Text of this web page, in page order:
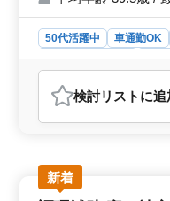
50代活躍中 車通勤OK
おすすめポイント
＜働きやすい環境＞
ームで働きやすい環
躍中で、誰でも長期間
業がなく、シフト制な
がら働けます。 ＜
検討リスト に追
新着